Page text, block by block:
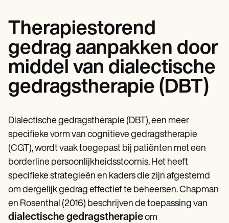
Therapiestorend
gedrag aanpakken door
middel van dialectische
gedragstherapie (DBT)
Dialectische gedragstherapie (DBT), een meer
specifieke vorm van cognitieve gedragstherapie
(CGT), wordt vaak toegepast bij patiënten met een
borderline persoonlijkheidsstoornis. Het heeft
specifieke strategieën en kaders die zijn afgestemd
om dergelijk gedrag effectief te beheersen. Chapman
en Rosenthal (2016) beschrijven de toepassing van
dialectische gedragstherapieom